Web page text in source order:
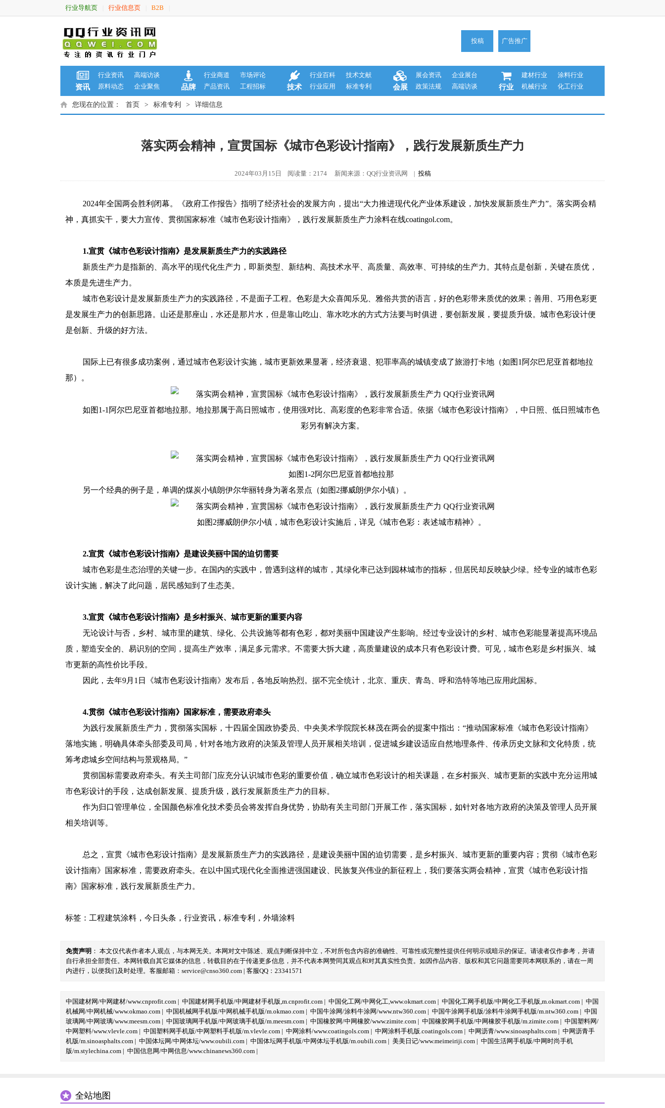
行业导航页 行业信息页 B2B
投稿 广告推广
资讯
行业资讯
高端访谈
原料动态
企业聚焦 品牌
行业商道
市场评论
产品资讯
工程招标 技术
行业百科
技术文献
行业应用
标准专利 会展
展会资讯
企业展台
政策法规
高端访谈 行业
建材行业
涂料行业
机械行业
化工行业
您现在的位置： 首页 > 标准专利 > 详细信息
落实两会精神，宣贯国标《城市色彩设计指南》，践行发展新质生产力
2024年03月15日 阅读量：2174 新闻来源：QQ行业资讯网 | 投稿
2024年全国两会胜利闭幕。《政府工作报告》指明了经济社会的发展方向，提出“大力推进现代化产业体系建设，加快发展新质生产力”。落实两会精
神，真抓实干，要大力宣传、贯彻国家标准《城市色彩设计指南》，践行发展新质生产力涂料在线coatingol.com。
1.宣贯《城市色彩设计指南》是发展新质生产力的实践路径
新质生产力是指新的、高水平的现代化生产力，即新类型、新结构、高技术水平、高质量、高效率、可持续的生产力。其特点是创新，关键在质优，
本质是先进生产力。
城市色彩设计是发展新质生产力的实践路径，不是面子工程。色彩是大众喜闻乐见、雅俗共赏的语言，好的色彩带来质优的效果；善用、巧用色彩更
是发展生产力的创新思路。山还是那座山，水还是那片水，但是靠山吃山、靠水吃水的方式方法要与时俱进，要创新发展，要提质升级。城市色彩设计便
是创新、升级的好方法。
国际上已有很多成功案例，通过城市色彩设计实施，城市更新效果显著，经济衰退、犯罪率高的城镇变成了旅游打卡地（如图1阿尔巴尼亚首都地拉
那）。
如图1-1阿尔巴尼亚首都地拉那。地拉那属于高日照城市，使用强对比、高彩度的色彩非常合适。依据《城市色彩设计指南》，中日照、低日照城市色
彩另有解决方案。
如图1-2阿尔巴尼亚首都地拉那
另一个经典的例子是，单调的煤炭小镇朗伊尔华丽转身为著名景点（如图2挪威朗伊尔小镇）。
如图2挪威朗伊尔小镇，城市色彩设计实施后，详见《城市色彩：表述城市精神》。
2.宣贯《城市色彩设计指南》是建设美丽中国的迫切需要
城市色彩是生态治理的关键一步。在国内的实践中，曾遇到这样的城市，其绿化率已达到园林城市的指标，但居民却反映缺少绿。经专业的城市色彩
设计实施，解决了此问题，居民感知到了生态美。
3.宣贯《城市色彩设计指南》是乡村振兴、城市更新的重要内容
无论设计与否，乡村、城市里的建筑、绿化、公共设施等都有色彩，都对美丽中国建设产生影响。经过专业设计的乡村、城市色彩能显著提高环境品
质，塑造安全的、易识别的空间，提高生产效率，满足多元需求。不需要大拆大建，高质量建设的成本只有色彩设计费。可见，城市色彩是乡村振兴、城
市更新的高性价比手段。
因此，去年9月1日《城市色彩设计指南》发布后，各地反响热烈。据不完全统计，北京、重庆、青岛、呼和浩特等地已应用此国标。
4.贯彻《城市色彩设计指南》国家标准，需要政府牵头
为践行发展新质生产力，贯彻落实国标，十四届全国政协委员、中央美术学院院长林茂在两会的提案中指出：“推动国家标准《城市色彩设计指南》
落地实施，明确具体牵头部委及司局，针对各地方政府的决策及管理人员开展相关培训，促进城乡建设适应自然地理条件、传承历史文脉和文化特质，统
筹考虑城乡空间结构与景观格局。”
贯彻国标需要政府牵头。有关主司部门应充分认识城市色彩的重要价值，确立城市色彩设计的相关课题，在乡村振兴、城市更新的实践中充分运用城
市色彩设计的手段，达成创新发展、提质升级，践行发展新质生产力的目标。
作为归口管理单位，全国颜色标准化技术委员会将发挥自身优势，协助有关主司部门开展工作，落实国标，如针对各地方政府的决策及管理人员开展
相关培训等。
总之，宣贯《城市色彩设计指南》是发展新质生产力的实践路径，是建设美丽中国的迫切需要，是乡村振兴、城市更新的重要内容；贯彻《城市色彩
设计指南》国家标准，需要政府牵头。在以中国式现代化全面推进强国建设、民族复兴伟业的新征程上，我们要落实两会精神，宣贯《城市色彩设计指
南》国家标准，践行发展新质生产力。
标签： 工程建筑涂料 ， 今日头条 ， 行业资讯 ， 标准专利 ， 外墙涂料
免责声明 ： 本文仅代表作者本人观点，与本网无关。本网对文中陈述、观点判断保持中立，不对所包含内容的准确性、可靠性或完整性提供任何明示或暗示的保证。请读者仅作参考，并请
自行承担全部责任。本网转载自其它媒体的信息，转载目的在于传递更多信息，并不代表本网赞同其观点和对其真实性负责。如因作品内容、版权和其它问题需要同本网联系的，请在一周
内进行，以便我们及时处理。客服邮箱：service@cnso360.com | 客服QQ：23341571
中国建材网/中网建材/www.cnprofit.com | 中国建材网手机版/中网建材手机版,m.cnprofit.com | 中国化工网/中网化工,www.okmart.com | 中国化工网手机版/中网化工手机版,m.okmart.com | 中国
机械网/中网机械/www.okmao.com | 中国机械网手机版/中网机械手机版/m.okmao.com | 中国牛涂网/涂料牛涂网/www.ntw360.com | 中国牛涂网手机版/涂料牛涂网手机版/m.ntw360.com | 中国
玻璃网/中网玻璃/www.meesm.com | 中国玻璃网手机版/中网玻璃手机版/m.meesm.com | 中国橡胶网/中网橡胶/www.zimite.com | 中国橡胶网手机版/中网橡胶手机版/m.zimite.com | 中国塑料网/
中网塑料/www.vlevle.com | 中国塑料网手机版/中网塑料手机版/m.vlevle.com | 中网涂料/www.coatingols.com | 中网涂料手机版.coatingols.com | 中网沥青/www.sinoasphalts.com | 中网沥青手
机版/m.sinoasphalts.com | 中国体坛网/中网体坛/www.oubili.com | 中国体坛网手机版/中网体坛手机版/m.oubili.com | 美美日记/www.meimeiriji.com | 中国生活网手机版/中网时尚手机
版/m.stylechina.com | 中国信息网/中网信息/www.chinanews360.com |
全站地图